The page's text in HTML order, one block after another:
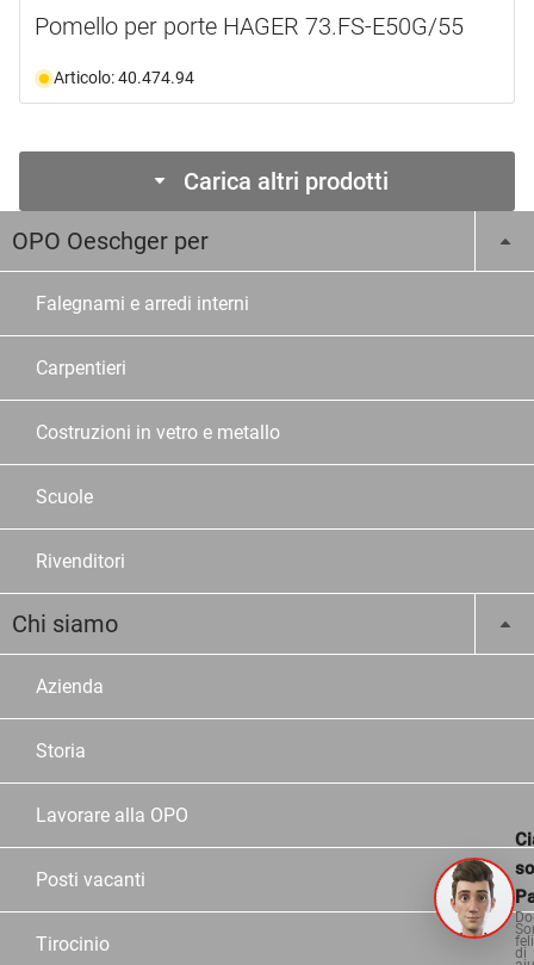
Pomello per porte HAGER 73.FS-E50G/55
Articolo: 40.474.94
Carica altri prodotti
OPO Oeschger per
Falegnami e arredi interni
Carpentieri
Costruzioni in vetro e metallo
Scuole
Rivenditori
Chi siamo
Azienda
Storia
Lavorare alla OPO
Posti vacanti
Tirocinio di